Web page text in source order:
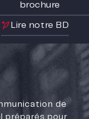
brochure
Lire notre BD
de
préparés pour